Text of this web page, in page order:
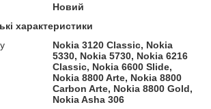
Новий
характеристики
Nokia 3120 Classic, Nokia
5330, Nokia 5730, Nokia 6216
Classic, Nokia 6600 Slide,
Nokia 8800 Arte, Nokia 8800
Carbon Arte, Nokia 8800 Gold,
Nokia Asha 306